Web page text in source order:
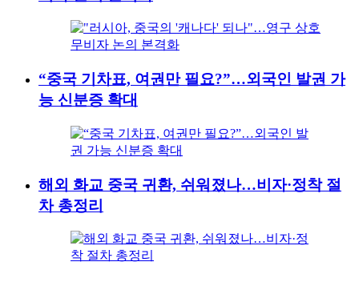
“중국 기차표, 여권만 필요?”…외국인 발권 가
능 신분증 확대
해외 화교 중국 귀환, 쉬워졌나…비자·정착 절
차 총정리